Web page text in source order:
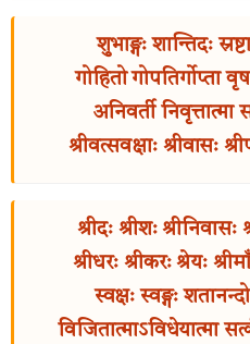
शुभाङ्गः शान्तिदः
गोहितो गोपतिर्गोप्ता
अनिवर्ती निवृत्तात्मा
श्रीवत्सवक्षाः श्रीवासः
श्रीदः श्रीशः श्रीनिवासः
श्रीधरः श्रीकरः श्रेयः
स्वक्षः स्वङ्गः
विजितात्माऽविधेयात्मा